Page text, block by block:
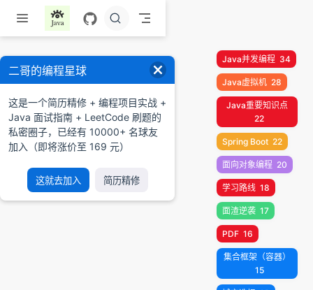
跳至主要內容
Java并发编程 34
Java虚拟机 28
Java重要知识点
22
Spring Boot 22
面向对象编程 20
学习路线 18
面渣逆袭 17
PDF 16
集合框架（容器）
15
二哥的编程星球
这是一个简历精修 + 编程项目实战 +
Java 面试指南 + LeetCode 刷题的
私密圈子，已经有 10000+ 名球友
加入（即将涨价至 169 元）
这就去加入 简历精修